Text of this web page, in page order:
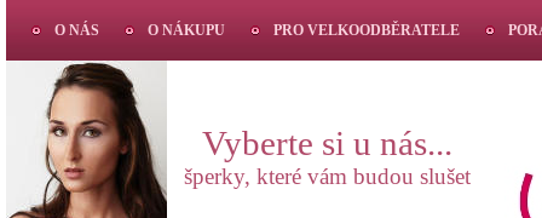
O NÁS O NÁKUPU PRO VELKOODBĚRATELE
Vyberte si u nás...
šperky, které vám budou slušet